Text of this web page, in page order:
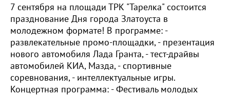
7 сентября на площади ТРК "Тарелка" состоится
празднование Дня города Златоуста в
молодежном формате! В программе: -
развлекательные промо-площадки, - презентация
нового автомобиля Лада Гранта, - тест-драйвы
автомобилей КИА, Мазда, - спортивные
соревнования, - интеллектуальные игры.
Концертная программа: - Фестиваль молодых